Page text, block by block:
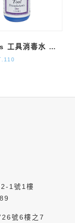
fCNails 工具消毒水 (120ml)
1號1樓
號6樓之7